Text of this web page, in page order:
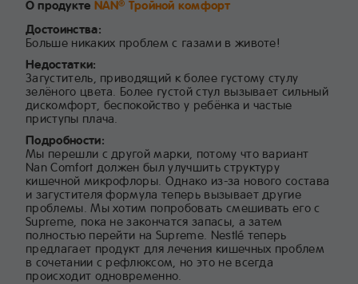
О продукте NAN® Тройной комфорт
Достоинства:
Больше никаких проблем с газами в животе!
Недостатки:
Загуститель, приводящий к более густому стулу
зелёного цвета. Более густой стул вызывает сильный
дискомфорт, беспокойство у ребёнка и частые
приступы плача.
Подробности:
Мы перешли с другой марки, потому что вариант
Nan Comfort должен был улучшить структуру
кишечной микрофлоры. Однако из-за нового состава
и загустителя формула теперь вызывает другие
проблемы. Мы хотим попробовать смешивать его с
Supreme, пока не закончатся запасы, а затем
полностью перейти на Supreme. Nestlé теперь
предлагает продукт для лечения кишечных проблем
в сочетании с рефлюксом, но это не всегда
происходит одновременно.